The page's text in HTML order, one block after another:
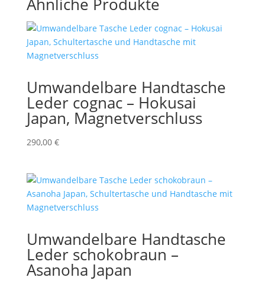
Umwandelbare Handtasche
Leder cognac – Hokusai
Japan, Magnetverschluss
290,00 €
Umwandelbare Handtasche
Leder schokobraun –
Asanoha Japan